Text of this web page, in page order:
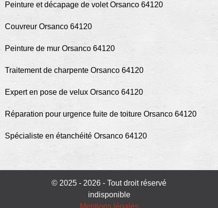
Peinture et décapage de volet Orsanco 64120
Couvreur Orsanco 64120
Peinture de mur Orsanco 64120
Traitement de charpente Orsanco 64120
Expert en pose de velux Orsanco 64120
Réparation pour urgence fuite de toiture Orsanco 64120
Spécialiste en étanchéité Orsanco 64120
© 2025 - 2026 - Tout droit réservé
indisponible
Mentions légales